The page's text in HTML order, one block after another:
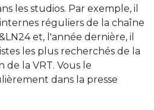
les studios. Par exemple, il
réguliers de la chaîne
et, l'année dernière, il
les plus recherchés de la
de la VRT. Vous le
dans la presse